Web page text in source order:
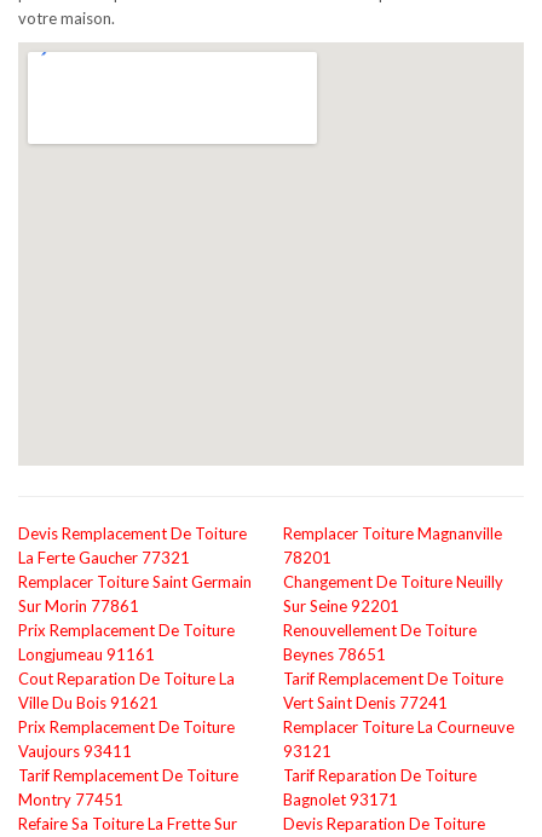
votre maison.
Devis Remplacement De Toiture
La Ferte Gaucher 77321
Remplacer Toiture Saint Germain
Sur Morin 77861
Prix Remplacement De Toiture
Longjumeau 91161
Cout Reparation De Toiture La
Ville Du Bois 91621
Prix Remplacement De Toiture
Vaujours 93411
Tarif Remplacement De Toiture
Montry 77451
Refaire Sa Toiture La Frette Sur
Remplacer Toiture Magnanville
78201
Changement De Toiture Neuilly
Sur Seine 92201
Renouvellement De Toiture
Beynes 78651
Tarif Remplacement De Toiture
Vert Saint Denis 77241
Remplacer Toiture La Courneuve
93121
Tarif Reparation De Toiture
Bagnolet 93171
Devis Reparation De Toiture